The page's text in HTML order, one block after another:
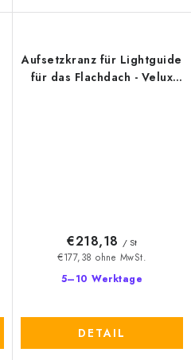
Aufsetzkranz für Lightguide
für das Flachdach - Velux
5–10 Werktage
€177,38 ohne MwSt.
€218,18 / St
DETAIL